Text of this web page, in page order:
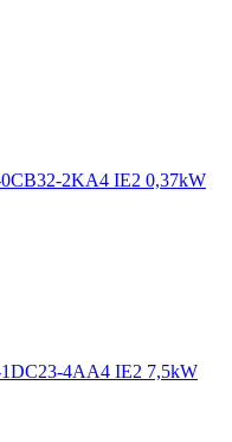
2KA4 IE2 0,37kW
4AA4 IE2 7,5kW